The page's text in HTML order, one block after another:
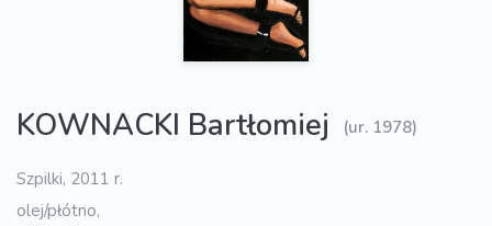
KOWNACKI Bartłomiej (ur. 1978)
Szpilki, 2011 r.
olej/płótno,